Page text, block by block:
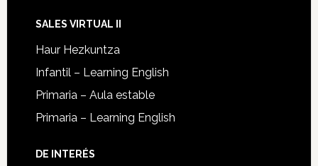
SALES VIRTUAL II
Haur Hezkuntza
Infantil – Learning English
Primaria – Aula estable
Primaria – Learning English
DE INTERÉS